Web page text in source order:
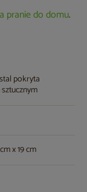
pranie do domu.
pokryta
x 19 cm